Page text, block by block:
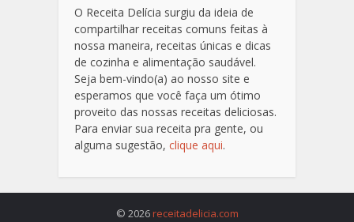
O Receita Delícia surgiu da ideia de
compartilhar receitas comuns feitas à
nossa maneira, receitas únicas e dicas
de cozinha e alimentação saudável.
Seja bem-vindo(a) ao nosso site e
esperamos que você faça um ótimo
proveito das nossas receitas deliciosas.
Para enviar sua receita pra gente, ou
alguma sugestão, clique aqui.
© 2026 receitadelicia.com